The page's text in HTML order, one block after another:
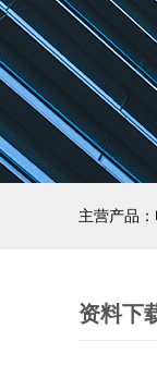
主营产品
资料下